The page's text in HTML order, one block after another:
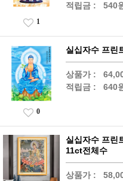
적립금 : 540
1
실십자수 프린
상품가 :
적립금 : 640
0
실십자수 프린
11ct전체수
상품가 :